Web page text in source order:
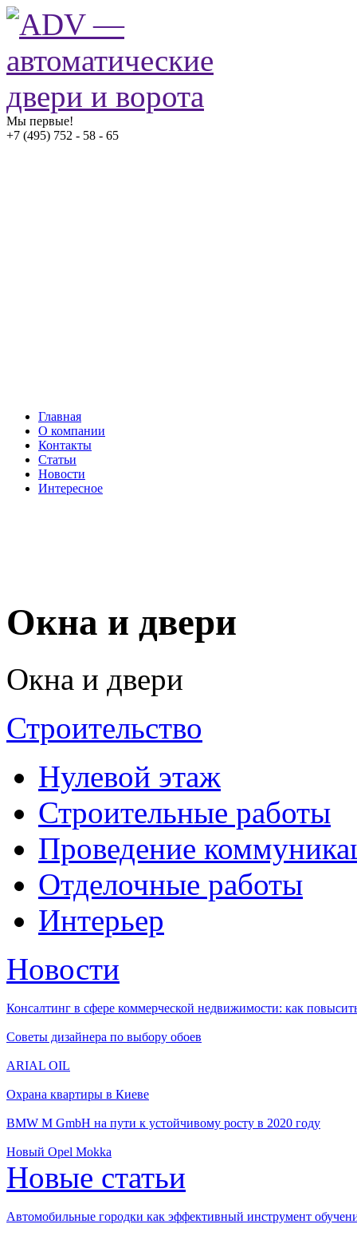
Мы первые!
+7 (495) 752 - 58 - 65
Главная
О компании
Контакты
Статьи
Новости
Интересное
Окна и двери
Окна и двери
Строительство
Нулевой этаж
Строительные работы
Проведение
Отделочные работы
Интерьер
Новости
Консалтинг в сфере коммерческой недвижимости: как
Советы дизайнера по выбору обоев
ARIAL OIL
Охрана квартиры в Киеве
BMW M GmbH на пути к устойчивому росту в 2020 году
Новый Opel Mokka
Новые статьи
Автомобильные городки как эффективный инструмент